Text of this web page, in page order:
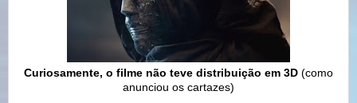
Curiosamente, o filme não teve distribuição em 3D (como
anunciou os cartazes)